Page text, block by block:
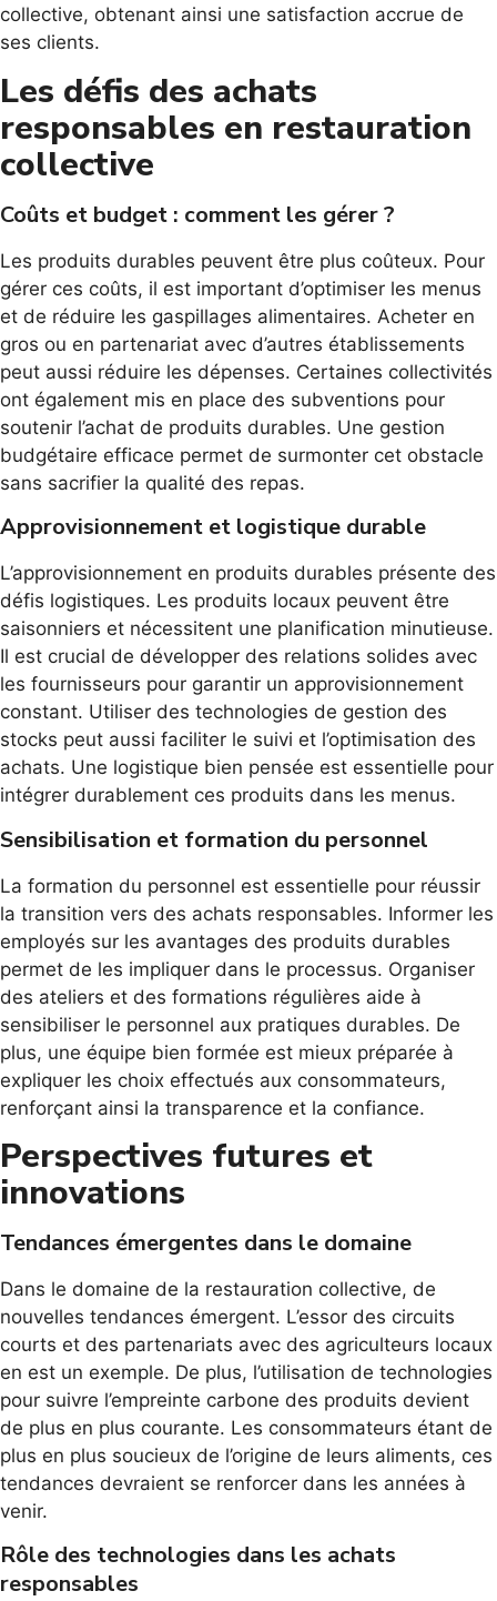
collective, obtenant ainsi une satisfaction accrue de
ses clients.
Les défis des achats
responsables en restauration
collective
Coûts et budget : comment les gérer ?
Les produits durables peuvent être plus coûteux. Pour
gérer ces coûts, il est important d’optimiser les menus
et de réduire les gaspillages alimentaires. Acheter en
gros ou en partenariat avec d’autres établissements
peut aussi réduire les dépenses. Certaines collectivités
ont également mis en place des subventions pour
soutenir l’achat de produits durables. Une gestion
budgétaire efficace permet de surmonter cet obstacle
sans sacrifier la qualité des repas.
Approvisionnement et logistique durable
L’approvisionnement en produits durables présente des
défis logistiques. Les produits locaux peuvent être
saisonniers et nécessitent une planification minutieuse.
Il est crucial de développer des relations solides avec
les fournisseurs pour garantir un approvisionnement
constant. Utiliser des technologies de gestion des
stocks peut aussi faciliter le suivi et l’optimisation des
achats. Une logistique bien pensée est essentielle pour
intégrer durablement ces produits dans les menus.
Sensibilisation et formation du personnel
La formation du personnel est essentielle pour réussir
la transition vers des achats responsables. Informer les
employés sur les avantages des produits durables
permet de les impliquer dans le processus. Organiser
des ateliers et des formations régulières aide à
sensibiliser le personnel aux pratiques durables. De
plus, une équipe bien formée est mieux préparée à
expliquer les choix effectués aux consommateurs,
renforçant ainsi la transparence et la confiance.
Perspectives futures et
innovations
Tendances émergentes dans le domaine
Dans le domaine de la restauration collective, de
nouvelles tendances émergent. L’essor des circuits
courts et des partenariats avec des agriculteurs locaux
en est un exemple. De plus, l’utilisation de technologies
pour suivre l’empreinte carbone des produits devient
de plus en plus courante. Les consommateurs étant de
plus en plus soucieux de l’origine de leurs aliments, ces
tendances devraient se renforcer dans les années à
venir.
Rôle des technologies dans les achats
responsables